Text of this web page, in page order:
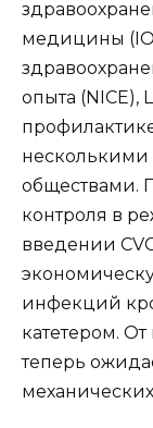
медицины
опыта (NICE),
обществами.
контроля в
введении
инфекций
катетером.
теперь